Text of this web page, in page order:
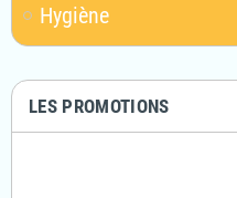
Hygiène
LES PROMOTIONS